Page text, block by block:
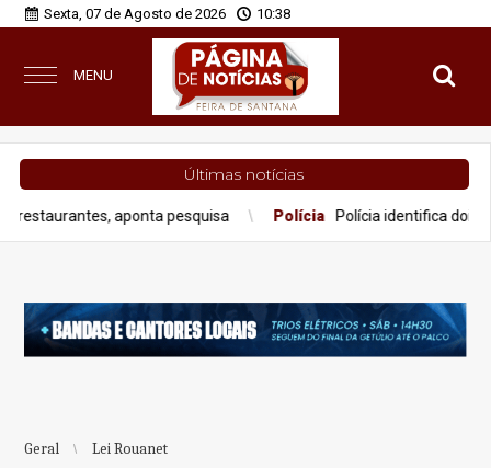
Sexta, 07 de Agosto de 2026 10:38
MENU
Últimas notícias
aponta pesquisa Polícia Polícia identifica dois
Geral Lei Rouanet